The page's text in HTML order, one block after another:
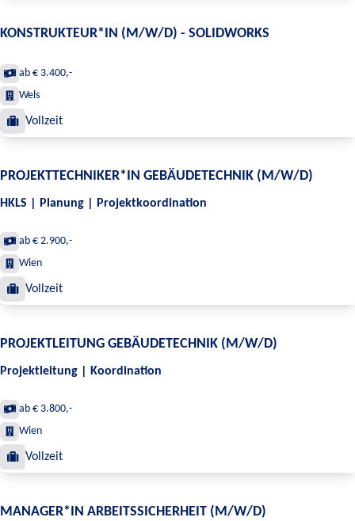
KONSTRUKTEUR*IN (M/W/D) - SOLIDWORKS
ab € 3.400,-
Wels
Vollzeit
PROJEKTTECHNIKER*IN GEBÄUDETECHNIK (M/W/D)
HKLS | Planung | Projektkoordination
ab € 2.900,-
Wien
Vollzeit
PROJEKTLEITUNG GEBÄUDETECHNIK (M/W/D)
Projektleitung | Koordination
ab € 3.800,-
Wien
Vollzeit
MANAGER*IN ARBEITSSICHERHEIT (M/W/D)